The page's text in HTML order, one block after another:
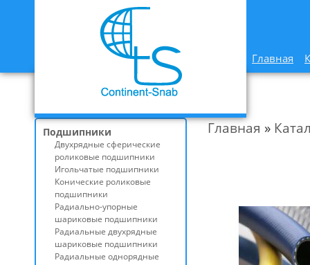
Главная
Главная »
Подшипники
Двухрядные сферические
роликовые подшипники
Игольчатые подшипники
Конические роликовые
подшипники
Радиально-упорные
шариковые подшипники
Радиальные двухрядные
шариковые подшипники
Радиальные однорядные